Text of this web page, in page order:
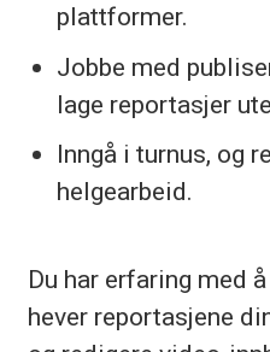
plattformer.
Jobbe med
lage reportasjer
Inngå i turnus, og
helgearbeid.
Du har erfaring med
hever reportasjene